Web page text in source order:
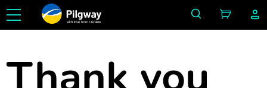
with love from Ukraine